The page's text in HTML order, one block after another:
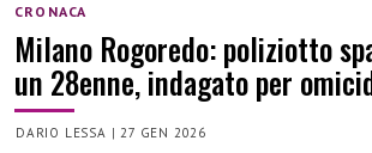
CRONACA
Milano Rogoredo: poliziotto
un 28enne, indagato per
DARIO LESSA | 27 GEN 2026